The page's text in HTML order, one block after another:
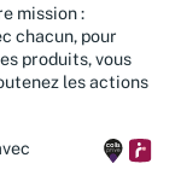
mission :
chacun, pour
produits, vous
les actions